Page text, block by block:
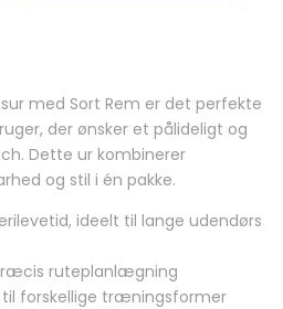
med Sort Rem er det perfekte
der ønsker et pålideligt og
Dette ur kombinerer
og stil i én pakke.
ideelt til lange udendørs
ruteplanlægning
til forskellige træningsformer